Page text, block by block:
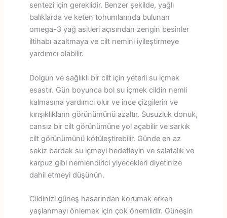
sentezi için gereklidir. Benzer şekilde, yağlı
balıklarda ve keten tohumlarında bulunan
omega-3 yağ asitleri açısından zengin besinler
iltihabı azaltmaya ve cilt nemini iyileştirmeye
yardımcı olabilir.
Dolgun ve sağlıklı bir cilt için yeterli su içmek
esastır. Gün boyunca bol su içmek cildin nemli
kalmasına yardımcı olur ve ince çizgilerin ve
kırışıklıkların görünümünü azaltır. Susuzluk donuk,
cansız bir cilt görünümüne yol açabilir ve sarkık
cilt görünümünü kötüleştirebilir. Günde en az
sekiz bardak su içmeyi hedefleyin ve salatalık ve
karpuz gibi nemlendirici yiyecekleri diyetinize
dahil etmeyi düşünün.
Cildinizi güneş hasarından korumak erken
yaşlanmayı önlemek için çok önemlidir. Güneşin